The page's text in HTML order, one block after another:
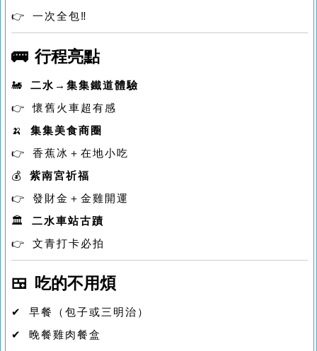
👉 一次全包‼️
🚌 行程亮點
🚂 二水→集集鐵道體驗
👉 懷舊火車超有感
🍌 集集美食商圈
👉 香蕉冰＋在地小吃
💰 紫南宮祈福
👉 發財金＋金雞開運
🏛 二水車站古蹟
👉 文青打卡必拍
🍱 吃的不用煩
✔ 早餐（包子或三明治）
✔ 晚餐雞肉餐盒